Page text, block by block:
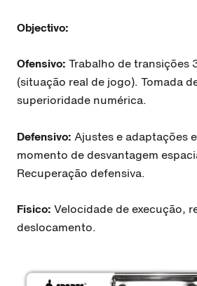
Objectivo:
Ofensivo: Trabalho de transições
(situação real de jogo). Tomada
superioridade numérica.
Defensivo: Ajustes e adaptações
momento de desvantagem
Recuperação defensiva.
Físico: Velocidade de execução,
deslocamento.